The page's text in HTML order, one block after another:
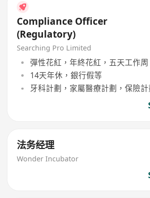
Compliance Officer
(Regulatory)
Searching Pro Limited
彈性花紅，年終花紅，五天工作周
14天年休，銀行假等
牙科計劃，家屬醫療計劃，保險
法务经理
Wonder Incubator